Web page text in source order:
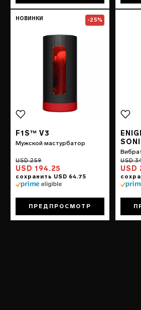
Go to theF1S™ V3
НОВИНКИ -25%
F1S™ V3
Мужской мастурбатор
USD 194.25
ПРЕДПРОСМОТР
USD